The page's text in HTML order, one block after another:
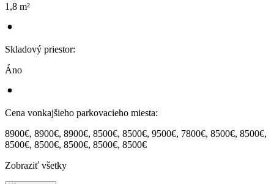
1,8 m²
Skladový priestor:
Áno
Cena vonkajšieho parkovacieho miesta:
8900€, 8900€, 8900€, 8500€, 8500€, 9500€, 7800€, 8500€, 8500€,
8500€, 8500€, 8500€, 8500€, 8500€
Zobraziť všetky